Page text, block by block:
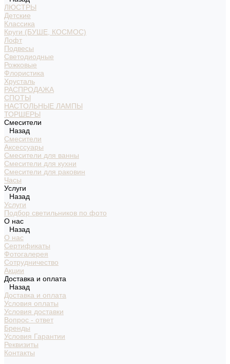
ЛЮСТРЫ
Детские
Классика
Круги (БУШЕ, КОСМОС)
Лофт
Подвесы
Светодиодные
Рожковые
Флористика
Хрусталь
РАСПРОДАЖА
СПОТЫ
НАСТОЛЬНЫЕ ЛАМПЫ
ТОРШЕРЫ
Смесители
Назад
Смесители
Аксессуары
Смесители для ванны
Смесители для кухни
Смесители для раковин
Часы
Услуги
Назад
Услуги
Подбор светильников по фото
О нас
Назад
О нас
Сертификаты
Фотогалерея
Сотрудничество
Акции
Доставка и оплата
Назад
Доставка и оплата
Условия оплаты
Условия доставки
Вопрос - ответ
Бренды
Условия Гарантии
Реквизиты
Контакты